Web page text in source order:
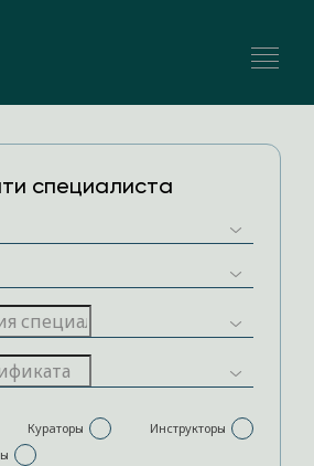
специалиста
Кураторы
Инструкторы